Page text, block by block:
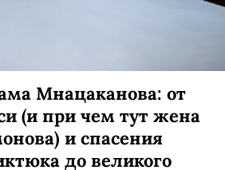
Мнацаканова: от
(и при чем тут жена
и спасения
до великого